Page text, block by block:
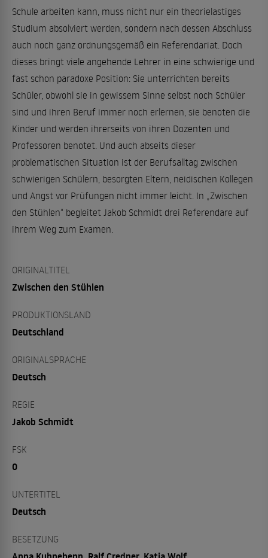
Schule arbeiten kann, muss nicht nur ein theorielastiges
Studium absolviert werden, sondern nach dessen Abschluss
auch noch ganz ordnungsgemäß ein Referendariat. Doch
dieses bringt viele angehende Lehrer in eine schwierige und
fast schon paradoxe Position: Sie unterrichten bereits
Schüler, obwohl sie in gewissem Sinne selbst noch Schüler
sind und ihren Beruf immer noch erlernen, sie benoten die
Kinder und werden ihrerseits von ihren Dozenten und
Professoren benotet. Und auch abseits dieser
problematischen Situation ist der Berufsalltag zwischen
schwierigen Schülern, besorgten Eltern, neidischen Kollegen
und Angst vor Prüfungen nicht immer leicht. In „Zwischen
den Stühlen“ begleitet Jakob Schmidt drei Referendare auf
ihrem Weg zum Examen.
ORIGINALTITEL
Zwischen den Stühlen
PRODUKTIONSLAND
Deutschland
ORIGINALSPRACHE
Deutsch
REGIE
Jakob Schmidt
FSK
0
UNTERTITEL
Deutsch
BESETZUNG